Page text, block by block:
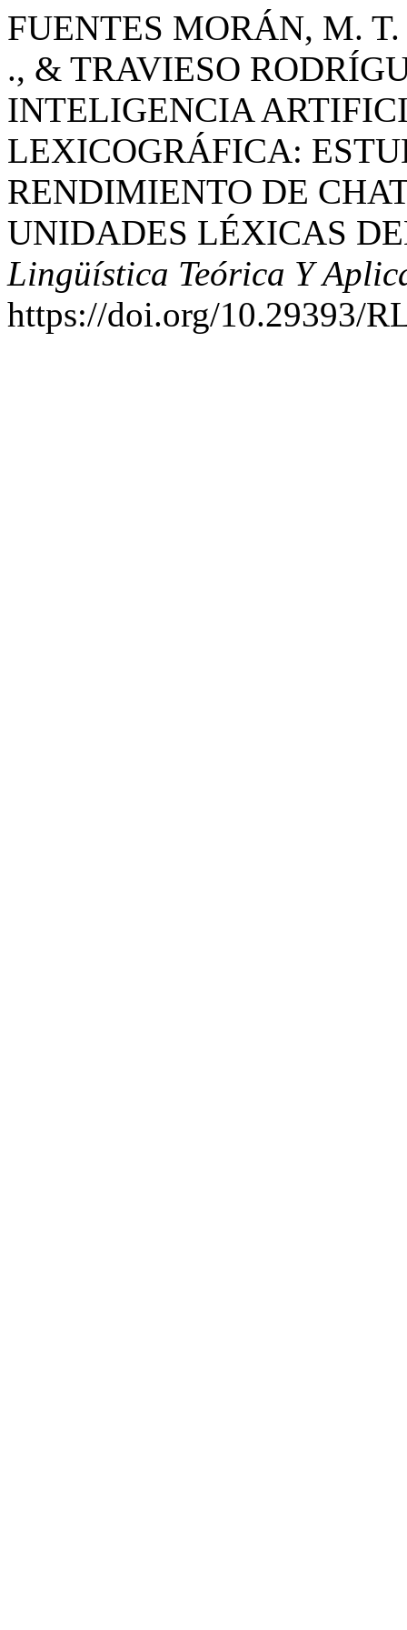
FUENTES MORÁN, M.
., & TRAVIESO
INTELIGENCIA
LEXICOGRÁFICA:
RENDIMIENTO DE
UNIDADES LÉXICAS
Lingüística Teórica Y
https://doi.org/10.29393/